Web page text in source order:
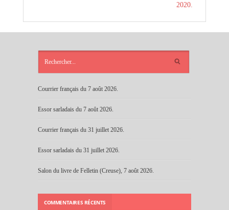
2020.
Courrier français du 7 août 2026.
Essor sarladais du 7 août 2026.
Courrier français du 31 juillet 2026.
Essor sarladais du 31 juillet 2026.
Salon du livre de Felletin (Creuse), 7 août 2026.
COMMENTAIRES RÉCENTS